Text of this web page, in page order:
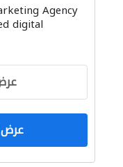
Agency
digital